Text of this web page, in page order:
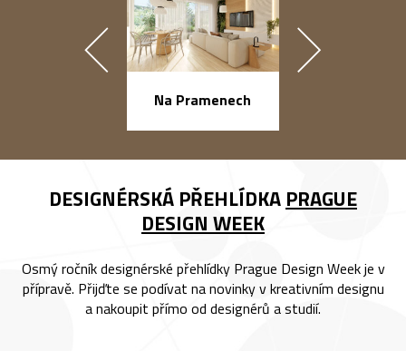
Na Pramenech
DESIGNÉRSKÁ PŘEHLÍDKA PRAGUE
DESIGN WEEK
Osmý ročník designérské přehlídky Prague Design Week je v
přípravě. Přijďte se podívat na novinky v kreativním designu
a nakoupit přímo od designérů a studií.